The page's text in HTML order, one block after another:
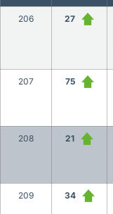
206 27
207 75
208 21
209 34